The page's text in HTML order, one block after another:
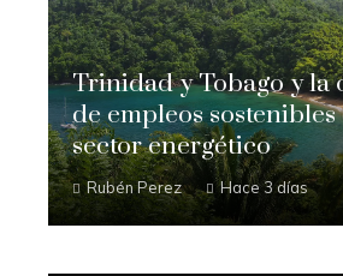
Trinidad y Tobago y la
de empleos sostenibles
sector energético
Rubén Perez Hace 3 días